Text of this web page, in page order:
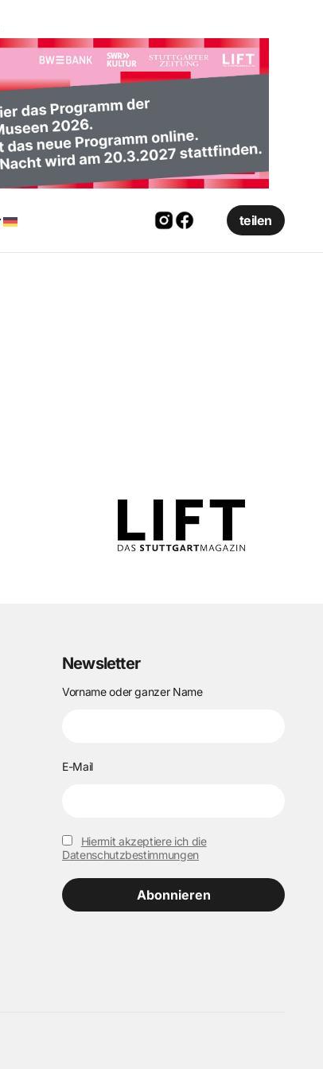
teilen
Newsletter
Vorname oder ganzer Name
E-Mail
Hiermit akzeptiere ich die
Datenschutzbestimmungen